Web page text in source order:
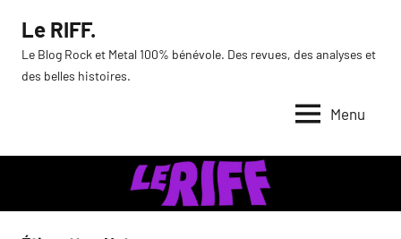
contenu
Le RIFF.
Le Blog Rock et Metal 100% bénévole. Des revues, des analyses et
des belles histoires.
Menu